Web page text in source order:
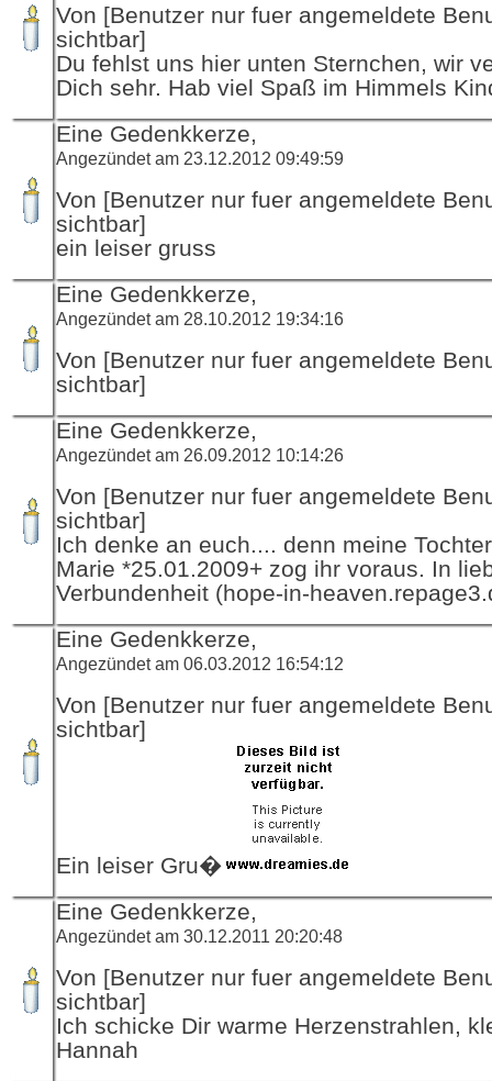
Von [Benutzer nur fuer angemeldete
sichtbar]
Du fehlst uns hier unten Sternchen, wir
Dich sehr. Hab viel Spaß im Himmels
Eine Gedenkkerze,
Angezündet am 23.12.2012 09:49:59
Von [Benutzer nur fuer angemeldete
sichtbar]
ein leiser gruss
Eine Gedenkkerze,
Angezündet am 28.10.2012 19:34:16
Von [Benutzer nur fuer angemeldete
sichtbar]
Eine Gedenkkerze,
Angezündet am 26.09.2012 10:14:26
Von [Benutzer nur fuer angemeldete
sichtbar]
Ich denke an euch.... denn meine
Marie *25.01.2009+ zog ihr voraus. In
Verbundenheit (hope-in-
Eine Gedenkkerze,
Angezündet am 06.03.2012 16:54:12
Von [Benutzer nur fuer angemeldete
sichtbar]
Ein leiser Gru�
Eine Gedenkkerze,
Angezündet am 30.12.2011 20:20:48
Von [Benutzer nur fuer angemeldete
sichtbar]
Ich schicke Dir warme Herzenstrahlen,
Hannah